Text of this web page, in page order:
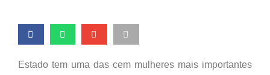
Estado tem uma das cem mulheres mais importantes